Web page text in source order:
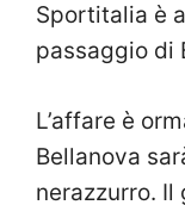
Sportitalia è
passaggio di
L’affare è
Bellanova
nerazzurro.